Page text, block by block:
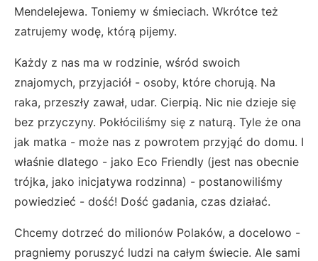
Mendelejewa. Toniemy w śmieciach. Wkrótce też
zatrujemy wodę, którą pijemy.
Każdy z nas ma w rodzinie, wśród swoich
znajomych, przyjaciół - osoby, które chorują. Na
raka, przeszły zawał, udar. Cierpią. Nic nie dzieje się
bez przyczyny. Pokłóciliśmy się z naturą. Tyle że ona
jak matka - może nas z powrotem przyjąć do domu. I
właśnie dlatego - jako Eco Friendly (jest nas obecnie
trójka, jako inicjatywa rodzinna) - postanowiliśmy
powiedzieć - dość! Dość gadania, czas działać.
Chcemy dotrzeć do milionów Polaków, a docelowo -
pragniemy poruszyć ludzi na całym świecie. Ale sami